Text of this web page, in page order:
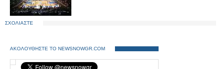
ΣΧΟΛΙΑΣΤΕ
ΑΚΟΛΟΥΘΗΣΤΕ ΤΟ NEWSNOWGR.COM